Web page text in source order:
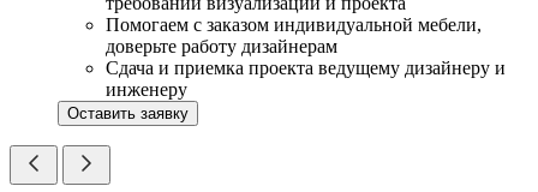
Помогаем с заказом индивидуальной мебели,
доверьте работу дизайнерам
Сдача и приемка проекта ведущему дизайнеру и
инженеру
Оставить заявку